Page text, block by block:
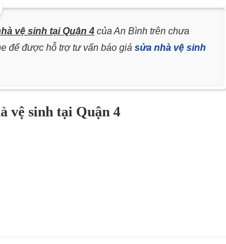
vệ sinh tại Quận 4 của An Bình trên chưa
để được hỗ trợ tư vấn báo giá sửa nhà vệ sinh
vệ sinh tại Quận 4